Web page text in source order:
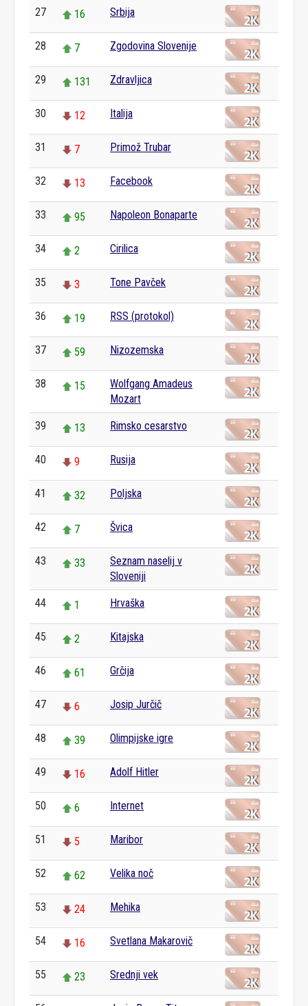
27 16 Srbija
28 7 Zgodovina Slovenije
29 131 Zdravljica
30 12 Italija
31 7 Primož Trubar
32 13 Facebook
33 95 Napoleon Bonaparte
34 2 Cirilica
35 3 Tone Pavček
36 19 RSS (protokol)
37 59 Nizozemska
38 15
Wolfgang Amadeus
Mozart
39 13 Rimsko cesarstvo
40 9 Rusija
41 32 Poljska
42 7 Švica
43 33
Seznam naselij v
Sloveniji
44 1 Hrvaška
45 2 Kitajska
46 61 Grčija
47 6 Josip Jurčič
48 39 Olimpijske igre
49 16 Adolf Hitler
50 6 Internet
51 5 Maribor
52 62 Velika noč
53 24 Mehika
54 16 Svetlana Makarovič
55 23 Srednji vek